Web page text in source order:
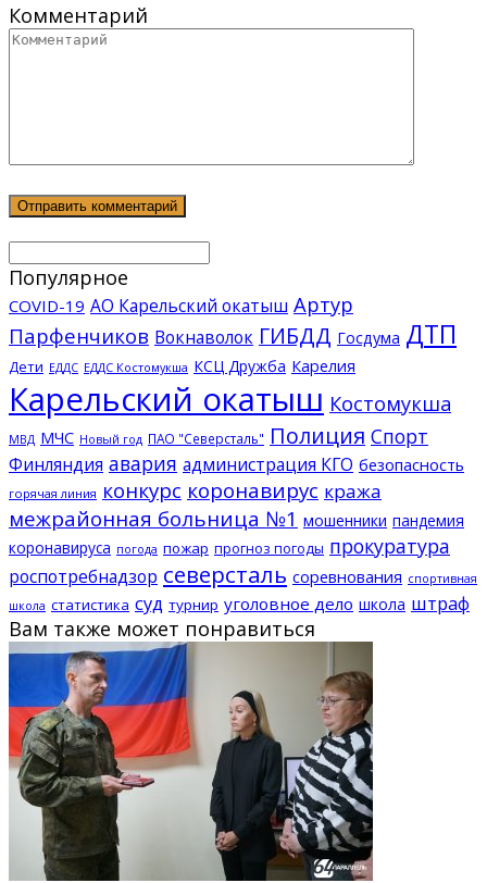
Комментарий
Популярное
COVID-19 АО Карельский окатыш Артур
Парфенчиков Вокнаволок ГИБДД Госдума ДТП
Дети ЕДДС ЕДДС Костомукша КСЦ Дружба Карелия
Карельский окатыш Костомукша
МВД МЧС Новый год ПАО "Северсталь" Полиция Спорт
Финляндия авария администрация КГО безопасность
горячая линия конкурс коронавирус кража
межрайонная больница №1 мошенники пандемия
коронавируса погода пожар прогноз погоды прокуратура
роспотребнадзор северсталь соревнования спортивная
школа статистика суд турнир уголовное дело школа штраф
Вам также может понравиться